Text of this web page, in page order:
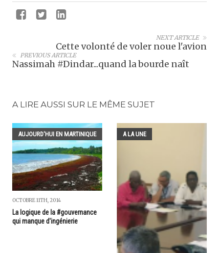
NEXT ARTICLE
Cette volonté de voler noue l'avion
PREVIOUS ARTICLE
Nassimah #Dindar...quand la bourde naît
A LIRE AUSSI SUR LE MÊME SUJET
AUJOURD'HUI EN MARTINIQUE
OCTOBRE 11TH, 2014
La logique de la #gouvernance
qui manque d'ingénierie
A LA UNE